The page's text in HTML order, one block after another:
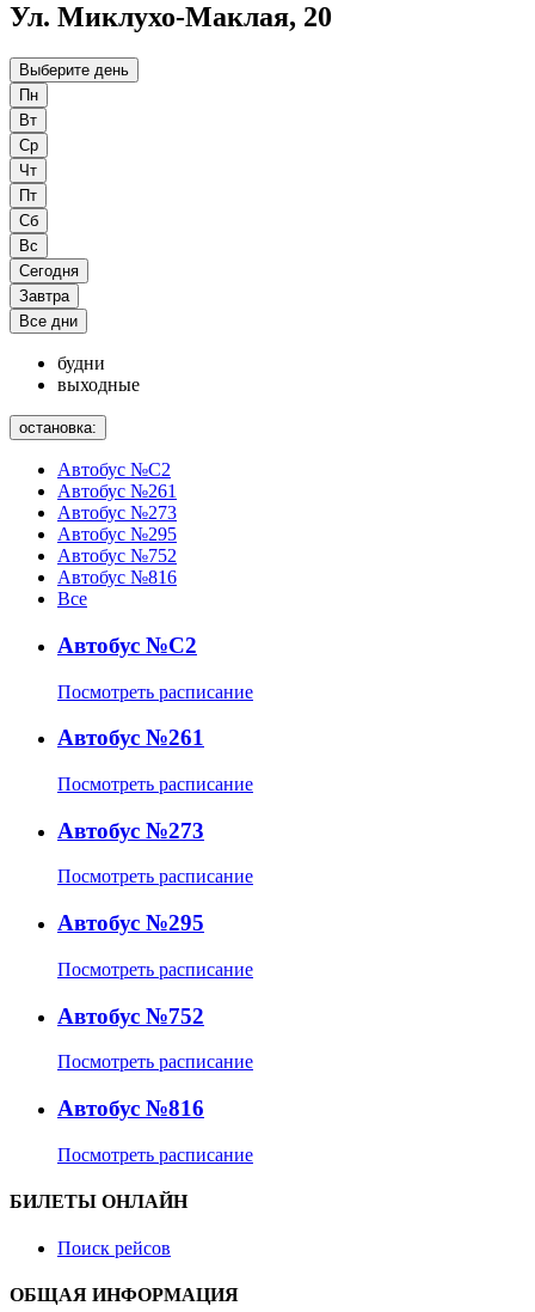
Ул. Миклухо-Маклая, 20
Выберите день
Пн
Вт
Ср
Чт
Пт
Сб
Вс
Сегодня
Завтра
Все дни
будни
выходные
остановка:
Автобус №С2
Автобус №261
Автобус №273
Автобус №295
Автобус №752
Автобус №816
Все
Автобус №С2
Посмотреть расписание
Автобус №261
Посмотреть расписание
Автобус №273
Посмотреть расписание
Автобус №295
Посмотреть расписание
Автобус №752
Посмотреть расписание
Автобус №816
Посмотреть расписание
БИЛЕТЫ ОНЛАЙН
Поиск рейсов
ОБЩАЯ ИНФОРМАЦИЯ